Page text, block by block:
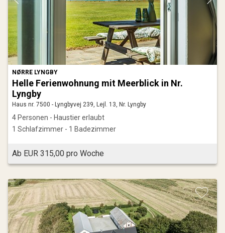
NØRRE LYNGBY
Helle Ferienwohnung mit Meerblick in Nr.
Lyngby
Haus nr. 7500 - Lyngbyvej 239, Lejl. 13, Nr. Lyngby
4 Personen - Haustier erlaubt
1 Schlafzimmer - 1 Badezimmer
Ab EUR 315,00 pro Woche